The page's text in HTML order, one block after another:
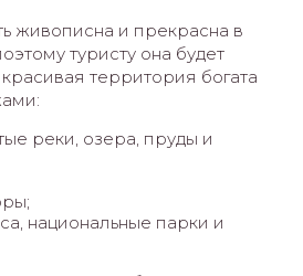
живописна и прекрасна в
туристу она будет
территория богата
реки, озера, пруды и
национальные парки и